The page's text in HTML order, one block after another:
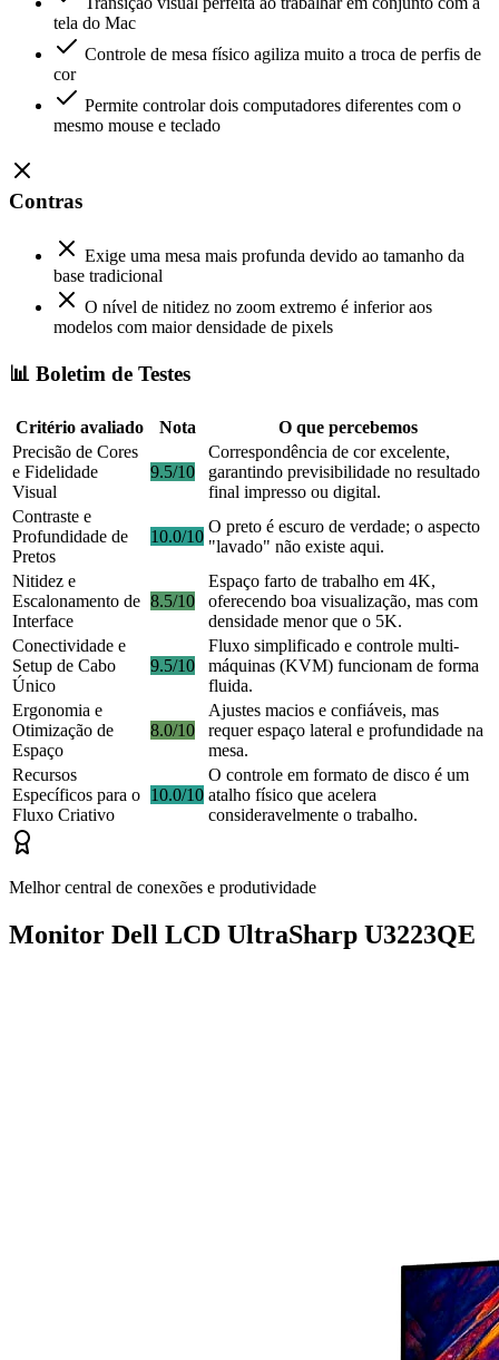
tela do Mac
Controle de mesa físico agiliza muito a troca de perfis de
cor
Permite controlar dois computadores diferentes com o
mesmo mouse e teclado
Contras
Exige uma mesa mais profunda devido ao tamanho da
base tradicional
O nível de nitidez no zoom extremo é inferior aos
modelos com maior densidade de pixels
📊 Boletim de Testes
Critério avaliado Nota
O que percebemos
Precisão de Cores
e Fidelidade
Visual
9.5/10
Correspondência de cor excelente,
garantindo previsibilidade no resultado
final impresso ou digital.
Contraste e
Profundidade de
Pretos
10.0/10
O preto é escuro de verdade; o aspecto
"lavado" não existe aqui.
Nitidez e
Escalonamento de
Interface
8.5/10
Espaço farto de trabalho em 4K,
oferecendo boa visualização, mas com
densidade menor que o 5K.
Conectividade e
Setup de Cabo
Único
9.5/10
Fluxo simplificado e controle multi-
máquinas (KVM) funcionam de forma
fluida.
Ergonomia e
Otimização de
Espaço
8.0/10
Ajustes macios e confiáveis, mas
requer espaço lateral e profundidade na
mesa.
Recursos
Específicos para o
Fluxo Criativo
10.0/10
O controle em formato de disco é um
atalho físico que acelera
consideravelmente o trabalho.
Melhor central de conexões e produtividade
Monitor Dell LCD UltraSharp U3223QE